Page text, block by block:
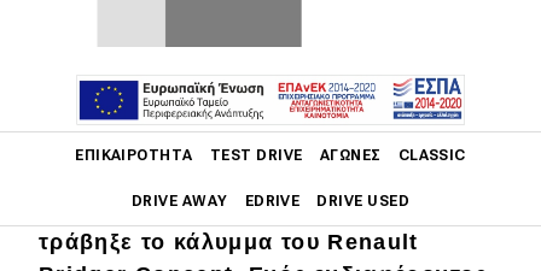
ΕΠΙΚΑΙΡΌΤΗΤΑ TEST DRIVE ΑΓΏΝΕΣ CLASSIC
DRIVE AWAY EDRIVE DRIVE USED
Μετά τηναποκάλυψη του Dacia Striker
στρατηγικού πλάνου futuREady,
τράβηξε το κάλυμμα του Renault